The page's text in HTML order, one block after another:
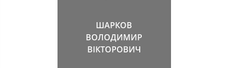
ШАРКОВ
ВОЛОДИМИР
ВІКТОРОВИЧ